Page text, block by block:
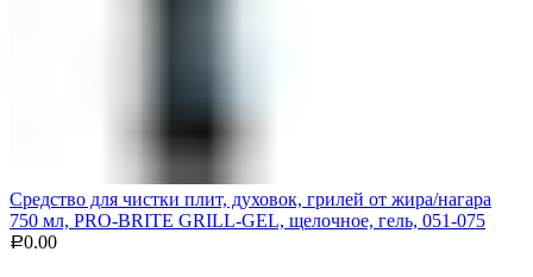
Средство для чистки плит, духовок, грилей от жира/нагара
750 мл, PRO-BRITE GRILL-GEL, щелочное, гель, 051-075
Р0.00